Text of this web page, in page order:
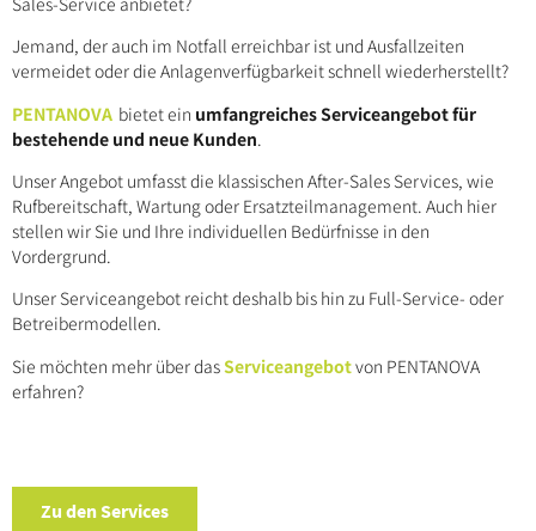
Jemand, der auch im Notfall erreichbar ist und Ausfallzeiten
vermeidet oder die Anlagenverfügbarkeit schnell wiederherstellt?
PENTANOVA bietet ein umfangreiches Serviceangebot für
bestehende und neue Kunden.
Unser Angebot umfasst die klassischen After-Sales Services, wie
Rufbereitschaft, Wartung oder Ersatzteilmanagement. Auch hier
stellen wir Sie und Ihre individuellen Bedürfnisse in den
Vordergrund.
Unser Serviceangebot reicht deshalb bis hin zu Full-Service- oder
Betreibermodellen.
Sie möchten mehr über dasServiceangebotvon PENTANOVA
erfahren?
Zu den Services